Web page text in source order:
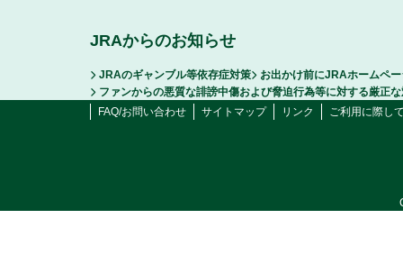
JRAからのお知らせ
JRAのギャンブル等依存症対策
お出かけ前にJRAホームペ
ファンからの悪質な誹謗中傷および脅迫行為等に対する厳正
FAQ/お問い合わせ
サイトマップ リンク ご利用に際し